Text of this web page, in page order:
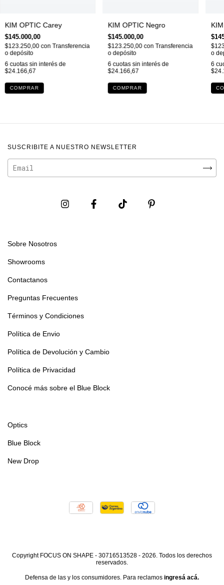
KIM OPTIC Carey
$145.000,00
$123.250,00con Transferencia
o depósito
6 cuotas sin interés de
$24.166,67
KIM OPTIC Negro
$145.000,00
$123.250,00con Transferencia
o depósito
6 cuotas sin interés de
$24.166,67
o
6
SUSCRIBITE A NUESTRO NEWSLETTER
Sobre Nosotros
Showrooms
Contactanos
Preguntas Frecuentes
Términos y Condiciones
Política de Envio
Política de Devolución y Cambio
Política de Privacidad
Conocé más sobre el Blue Block
Optics
Blue Block
New Drop
Copyright FOCUS ON SHAPE - 30716513528 - 2026. Todos los derechos
reservados.
Defensa de las y los consumidores. Para reclamos ingresá acá.